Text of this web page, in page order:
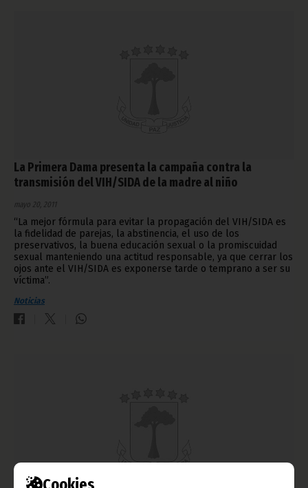
La Primera Dama presenta la campaña contra la
transmisión del VIH/SIDA de la madre al niño
mayo 20, 2011
“La mejor fórmula para evitar la propagación del VIH/SIDA es
la fidelidad de parejas, la abstinencia, el uso de los
preservativos, la buena educación sexual o la promiscuidad
sexual manteniendo una actitud responsable, ya que cerrar los
ojos ante el VIH/SIDA es exponerse tarde o temprano a ser su
víctima”.
Noticias